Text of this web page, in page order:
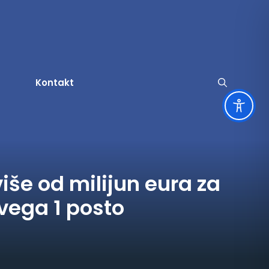
za udruge
za zapošljavanje
život
Kontakt
od milijun eura za
1 posto